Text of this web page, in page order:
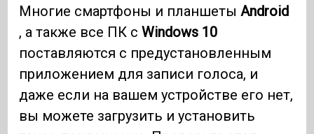
Многие смартфоны и планшетыAndroid
, а также все ПК сWindows 10
поставляются с предустановленным
приложением для записи голоса, и
даже если на вашем устройстве его нет,
вы можете загрузить и установить